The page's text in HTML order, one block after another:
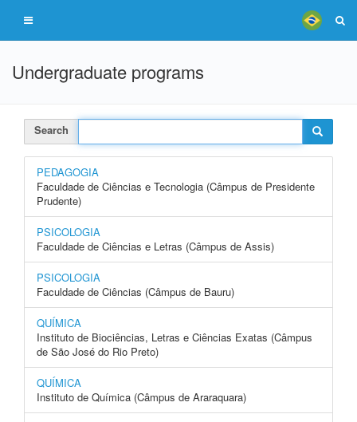
Undergraduate programs
Search
PEDAGOGIA
Faculdade de Ciências e Tecnologia (Câmpus de Presidente
Prudente)
PSICOLOGIA
Faculdade de Ciências e Letras (Câmpus de Assis)
PSICOLOGIA
Faculdade de Ciências (Câmpus de Bauru)
QUÍMICA
Instituto de Biociências, Letras e Ciências Exatas (Câmpus
de São José do Rio Preto)
QUÍMICA
Instituto de Química (Câmpus de Araraquara)